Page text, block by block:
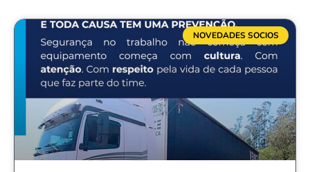
NOVEDADES SOCIOS